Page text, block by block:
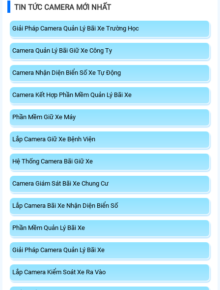
TIN TỨC CAMERA MỚI NHẤT
Giải Pháp Camera Quản Lý Bãi Xe Trường Học
Camera Quản Lý Bãi Giữ Xe Công Ty
Camera Nhận Diện Biển Số Xe Tự Động
Camera Kết Hợp Phần Mềm Quản Lý Bãi Xe
Phần Mềm Giữ Xe Máy
Lắp Camera Giữ Xe Bệnh Viện
Hệ Thống Camera Bãi Giữ Xe
Camera Giám Sát Bãi Xe Chung Cư
Lắp Camera Bãi Xe Nhận Diện Biển Số
Phần Mềm Quản Lý Bãi Xe
Giải Pháp Camera Quản Lý Bãi Xe
Lắp Camera Kiểm Soát Xe Ra Vào